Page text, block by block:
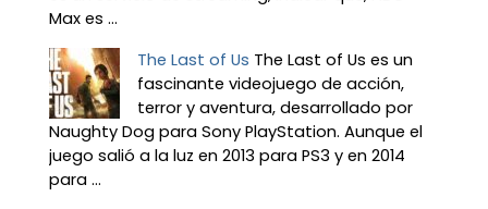
Max es ...
The Last of Us The Last of Us es un
fascinante videojuego de acción,
terror y aventura, desarrollado por
Naughty Dog para Sony PlayStation. Aunque el
juego salió a la luz en 2013 para PS3 y en 2014
para ...